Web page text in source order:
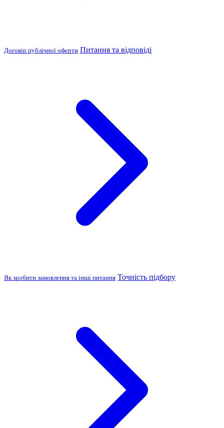
Договір публічної оферти Питання та відповіді
Як зробити замовлення та інші питання Точність підбору